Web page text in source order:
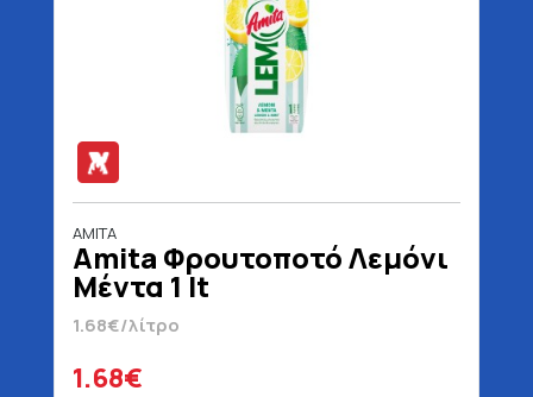
AMITA
Amita Φρουτοποτό Λεμόνι
Μέντα 1 lt
1.68€/λίτρο
1.68€